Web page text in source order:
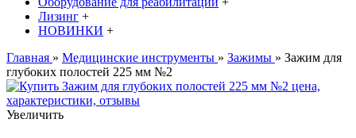
Лизинг +
НОВИНКИ +
Главная » Медицинские инструменты » Зажимы » Зажим для
глубоких полостей 225 мм №2
Увеличить